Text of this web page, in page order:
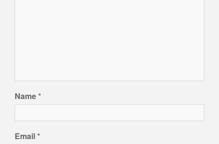
Name*
Email*